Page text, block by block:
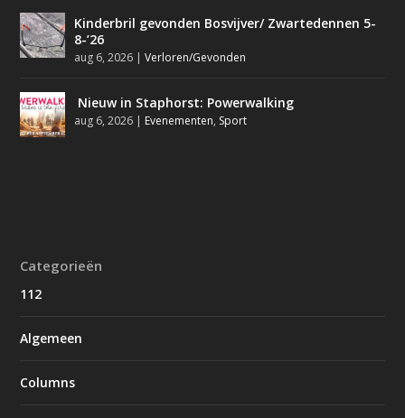
Kinderbril gevonden Bosvijver/ Zwartedennen 5-
8-’26
aug 6, 2026 |Verloren/Gevonden
Nieuw in Staphorst: Powerwalking
aug 6, 2026 | Evenementen, Sport
Categorieën
112
Algemeen
Columns